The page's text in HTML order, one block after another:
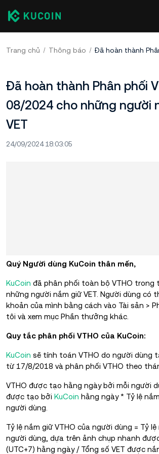
Trang chủ Thông báo
Đã hoàn thành Phân phối
08/2024 cho những người
VET
24/09/2024 18:03:05
Quý Người dùng KuCoin thân mến,
KuCoin đã phân phối toàn bộ VTHO trong
những người nắm giữ VET. Người dùng có
khoản của mình bằng cách vào Tài sản >
tôi và xem mục Phần thưởng khác.
Quy tắc phân phối VTHO của KuCoin:
KuCoin sẽ tính toán VTHO do người dùng
từ 17/8/2018 và phân phối VTHO theo
VTHO được tạo hằng ngày bởi mỗi người
được tạo bởi KuCoin hằng ngày * Tỷ lệ
người dùng.
Tỷ lệ nắm giữ VTHO của người dùng = Tỷ lệ
người dùng, dựa trên ảnh chụp nhanh
(UTC+7) hằng ngày / Tổng số VET được